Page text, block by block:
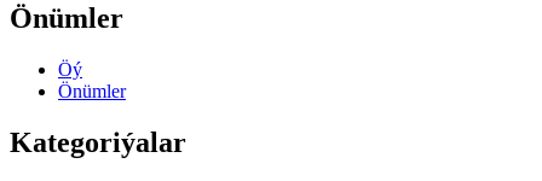
Önümler
Öý
Önümler
Kategoriýalar